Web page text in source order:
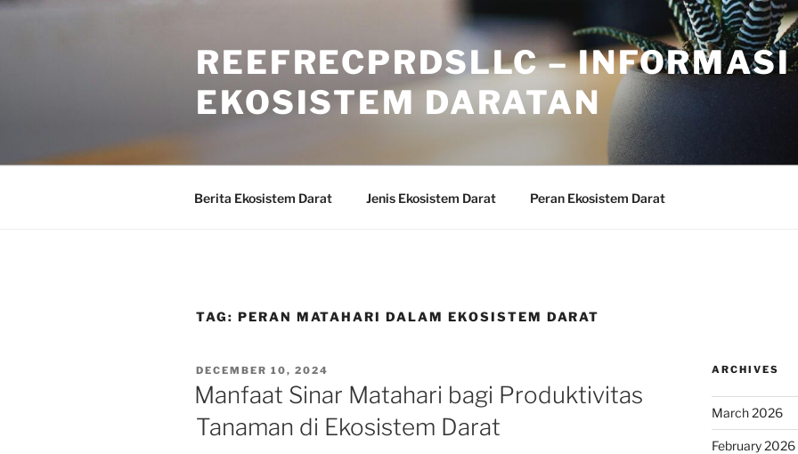
Skip
REEFRECPRDSLLC –
EKOSISTEM DARATAN
Berita Ekosistem Darat Jenis Ekosistem Darat Peran Ekosistem Darat
TAG: PERAN MATAHARI DALAM EKOSISTEM DARAT
POSTED
ON
DECEMBER 10, 2024
Manfaat Sinar Matahari bagi Produktivitas
Tanaman di Ekosistem Darat
ARCHIVES
March 2026
February 2026